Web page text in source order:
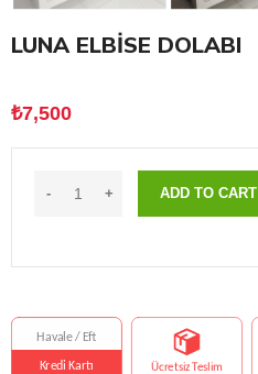
LUNA ELBİSE DOLABI
₺7,500
ADD TO CART